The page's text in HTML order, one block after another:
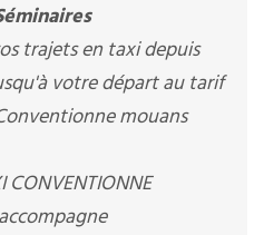
trajets en taxi depuis
votre départ au tarif
mouans
CONVENTIONNE